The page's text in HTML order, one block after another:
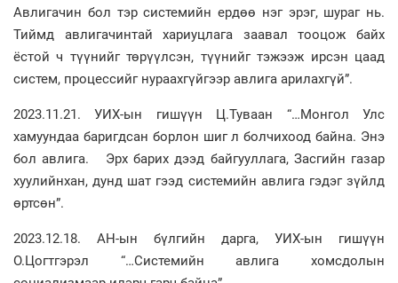
Авлигачин бол тэр системийн ердөө нэг эрэг, шураг нь.
Тиймд авлигачинтай хариуцлага заавал тооцож байх
ёстой ч түүнийг төрүүлсэн, түүнийг тэжээж ирсэн цаад
систем, процессийг нураахгүйгээр авлига арилахгүй”.
2023.11.21. УИХ-ын гишүүн Ц.Туваан “…Монгол Улс
хамуундаа баригдсан борлон шиг л болчихоод байна. Энэ
бол авлига. Эрх барих дээд байгууллага, Засгийн газар
хуулийнхан, дунд шат гээд системийн авлига гэдэг зүйлд
өртсөн”.
2023.12.18. АН-ын бүлгийн дарга, УИХ-ын гишүүн
О.Цогтгэрэл “…Системийн авлига хомсдолын